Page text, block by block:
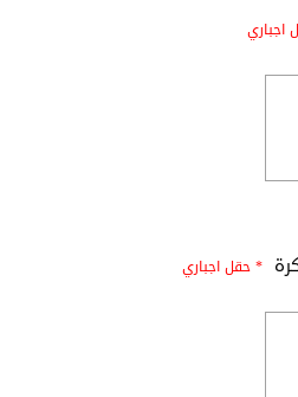
اجباري
* حقل اجباري